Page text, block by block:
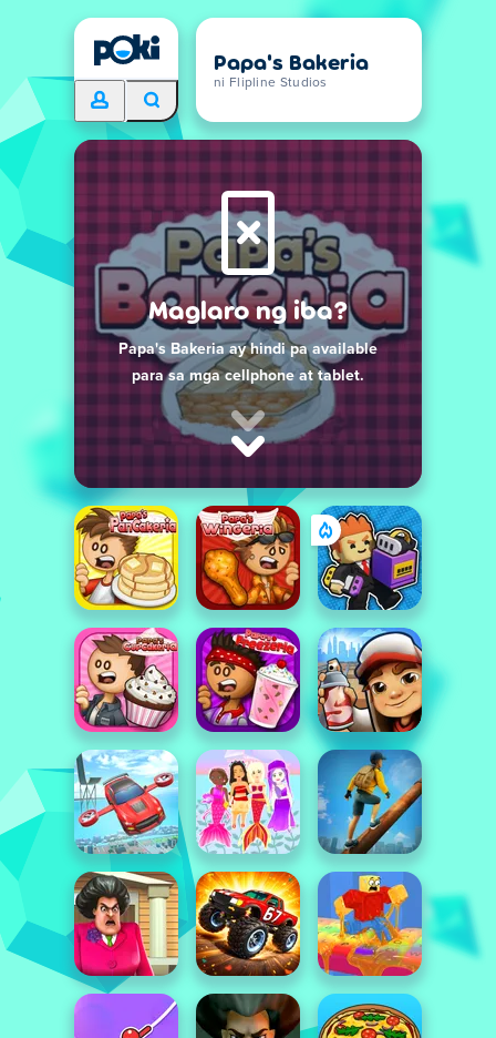
Papa's Bakeria
ni Flipline Studios
Maglaro ng iba?
Papa's Bakeria ay hindi pa available
para sa mga cellphone at tablet.